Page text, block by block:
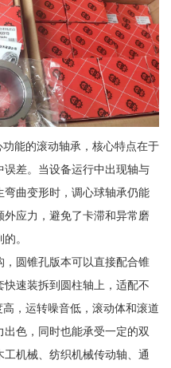
能的滚动轴承，核心特点在于
差。当设备运行中出现轴与
曲变形时，调心球轴承仍能
应力，避免了卡滞和异常磨
。
圆锥孔版本可以直接配合锥
速装拆到圆柱轴上，适配不
，运转噪音低，滚动体和滚道
色，同时也能承受一定的双
机械、纺织机械传动轴、通